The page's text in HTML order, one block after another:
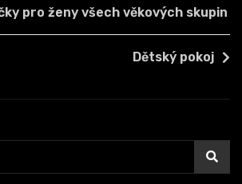
pro ženy všech věkových skupin
Dětský pokoj